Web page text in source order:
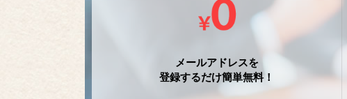
メールアドレスを
登録するだけ簡単無料！